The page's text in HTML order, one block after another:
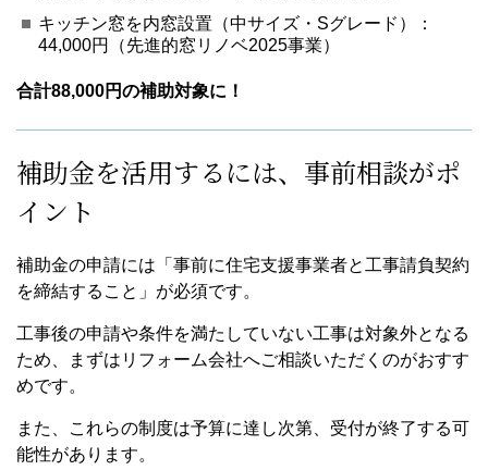
キッチン窓を内窓設置（中サイズ・Sグレード）：
44,000円（先進的窓リノベ2025事業）
合計88,000円の補助対象に！
補助金を活用するには、事前相談がポ
イント
補助金の申請には「事前に住宅支援事業者と工事請負契約
を締結すること」が必須です。
工事後の申請や条件を満たしていない工事は対象外となる
ため、まずはリフォーム会社へご相談いただくのがおすす
めです。
また、これらの制度は予算に達し次第、受付が終了する可
能性があります。